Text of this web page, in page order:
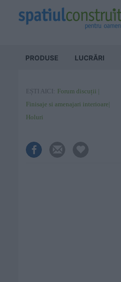
PRODUSE LUCRĂRI
EȘTI AICI:
Forum discuții
Finisaje si amenajari interioare
Holuri